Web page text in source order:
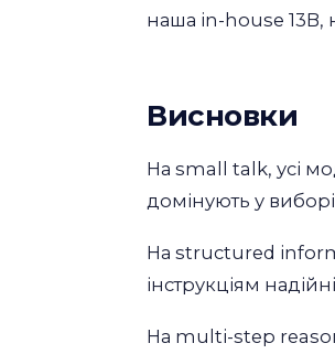
наша in-house 13B,
Висновки
На small talk, усі
домінують у
На structured
інструкціям
На multi-step